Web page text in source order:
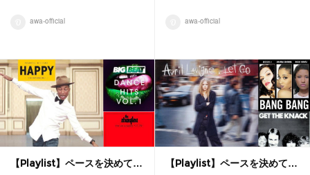
awa-official awa-official
【Playlist】ペースを決めて… 【Playlist】ペースを決めて…